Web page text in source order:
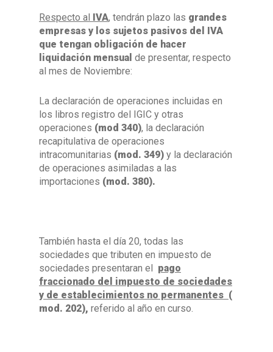
Respecto al IVA, tendrán plazo las grandes
empresas y los sujetos pasivos del IVA
que tengan obligación de hacer
liquidación mensual de presentar, respecto
al mes de Noviembre:
La declaración de operaciones incluidas en
los libros registro del IGIC y otras
operaciones (mod 340), la declaración
recapitulativa de operaciones
intracomunitarias (mod. 349) y la declaración
de operaciones asimiladas a las
importaciones (mod. 380).
También hasta el día 20, todas las
sociedades que tributen en impuesto de
sociedades presentaran el pago
fraccionado del impuesto de sociedades
y de establecimientos no permanentes (
mod. 202), referido al año en curso.